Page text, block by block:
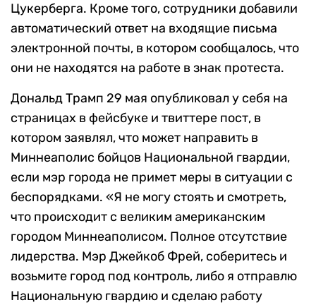
Цукерберга. Кроме того, cотрудники добавили
автоматический ответ на входящие письма
электронной почты, в котором сообщалось, что
они не находятся на работе в знак протеста.
Дональд Трамп 29 мая опубликовал у себя на
страницах в фейсбуке и твиттере пост, в
котором заявлял, что может направить в
Миннеаполис бойцов Национальной гвардии,
если мэр города не примет меры в ситуации с
беспорядками. «Я не могу стоять и смотреть,
что происходит с великим американским
городом Миннеаполисом. Полное отсутствие
лидерства. Мэр Джейкоб Фрей, соберитесь и
возьмите город под контроль, либо я отправлю
Национальную гвардию и сделаю работу